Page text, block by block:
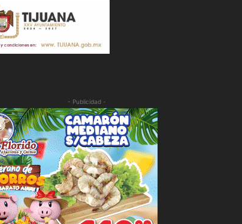
- Publicidad -